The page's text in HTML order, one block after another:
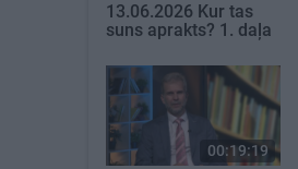
13.06.2026 Kur tas
suns aprakts? 1. daļa
00:19:19